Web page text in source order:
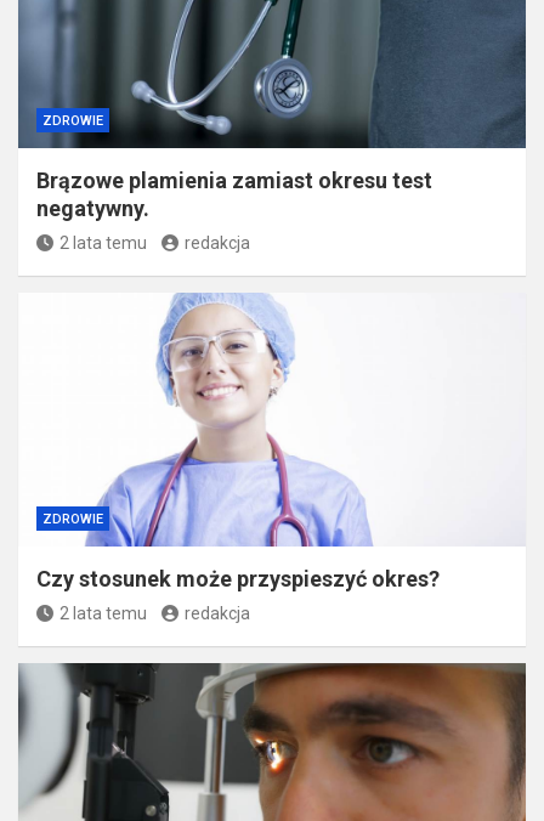
ZDROWIE
Brązowe plamienia zamiast okresu test
negatywny.
2 lata temu redakcja
ZDROWIE
Czy stosunek może przyspieszyć okres?
2 lata temu redakcja